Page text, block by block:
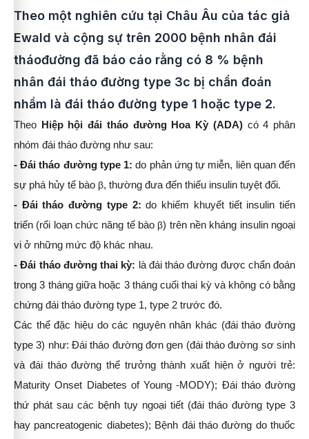
Theo một nghiên cứu tại Châu Âu của tác giả
Ewald và cộng sự trên 2000 bệnh nhân đái
tháođường đã báo cáo rằng có 8 % bệnh
nhân đái tháo đường type 3c bị chẩn đoán
nhầm là đái tháo đường type 1 hoặc type 2.
Theo Hiệp hội đái tháo đường Hoa Kỳ (ADA)có 4 phân
nhóm đái tháo đường như sau:
- Đái tháo đường type 1: do phản ứng tự miễn, liên quan đến
sự phá hủy tế bào β, thường đưa đến thiếu insulin tuyệt đối.
- Đái tháo đường type 2: do khiếm khuyết tiết insulin tiến
triển (rối loạn chức năng tế bào β) trên nền kháng insulin ngoại
vi ở những mức độ khác nhau.
- Đái tháo đường thai kỳ: là đái tháo đường được chẩn đoán
trong 3 tháng giữa hoặc 3 tháng cuối thai kỳ và không có bằng
chứng đái tháo đường type 1, type 2 trước đó.
Các thể đặc hiệu do các nguyên nhân khác (đái tháo đường
type 3) như: Đái tháo đường đơn gen (đái tháo đường sơ sinh
và đái tháo đường thể trưởng thành xuất hiện ở người trẻ:
Maturity Onset Diabetes of Young -MODY); Đái tháo đường
thứ phát sau các bệnh tụy ngoại tiết (đái tháo đường type 3
hay pancreatogenic diabetes); Bệnh đái tháo đường do thuốc